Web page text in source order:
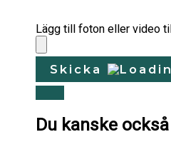
Lägg till foton eller video
Skicka
Du kanske